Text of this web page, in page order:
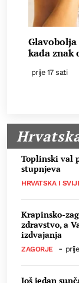
Toplinski val
stupnjeva
HRVATSKA I
Krapinsko-
zdravstvo, a
izdvajanja
ZAGORJE -
Još jedan
Glavobolja
kada znak
prije 17 sati